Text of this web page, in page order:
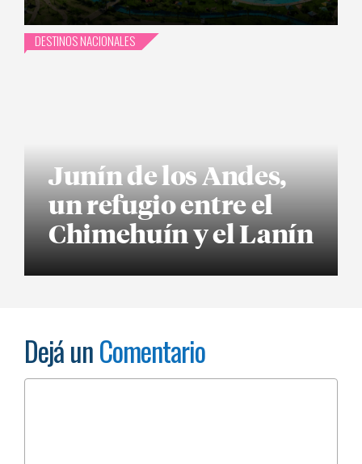
DESTINOS NACIONALES
Junín de los Andes,
un refugio entre el
Chimehuín y el Lanín
Dejá unComentario